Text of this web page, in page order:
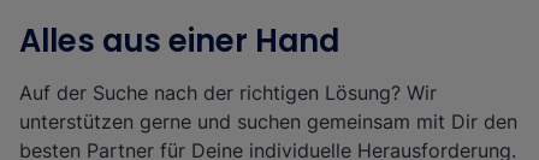
Alles aus einer Hand
Auf der Suche nach der richtigen Lösung? Wir
unterstützen gerne und suchen gemeinsam mit Dir den
besten Partner für Deine individuelle Herausforderung.